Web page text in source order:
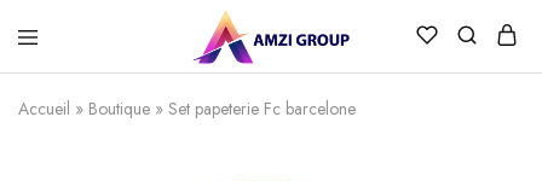
Accueil » Boutique » Set papeterie Fc barcelone